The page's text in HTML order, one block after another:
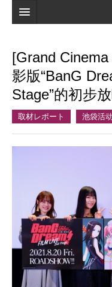
地图
最新信息
口碑
我的页面
[Grand
影版“BanG
Stage”的初步
取材レポート 池袋活